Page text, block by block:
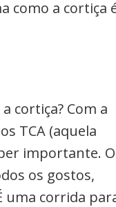
como a cortiça
cortiça? Com a
TCA (aquela
importante. O
os gostos,
uma corrida